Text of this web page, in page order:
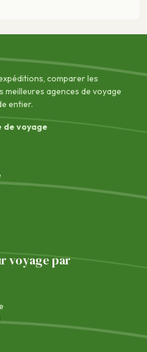
comparer les
meilleures agences de voyage
entier.
de voyage
voyage par